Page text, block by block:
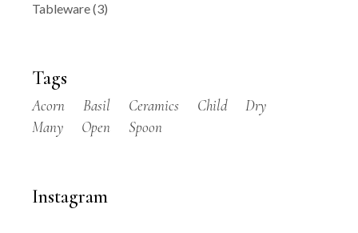
Tableware(3)
Tags
Acorn Basil Ceramics Child
Dry
Many
Open Spoon
Instagram